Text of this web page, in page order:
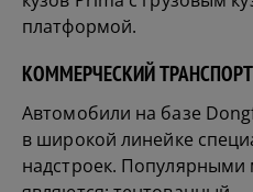
платформой.
КОММЕРЧЕСКИЙ ТРАНСПОРТ
Автомобили на базе
в широкой линейке
надстроек.